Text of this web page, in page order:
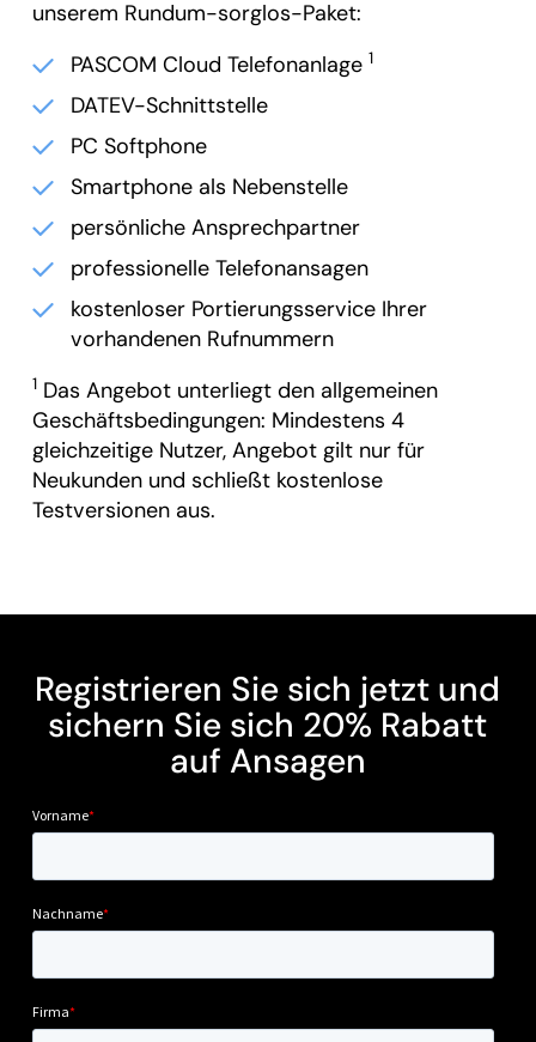
unserem Rundum-sorglos-Paket:
PASCOM Cloud Telefonanlage 1
DATEV-Schnittstelle
PC Softphone
Smartphone als Nebenstelle
persönliche Ansprechpartner
professionelle Telefonansagen
kostenloser Portierungsservice Ihrer
vorhandenen Rufnummern
1Das Angebot unterliegt den allgemeinen
Geschäftsbedingungen: Mindestens 4
gleichzeitige Nutzer, Angebot gilt nur für
Neukunden und schließt kostenlose
Testversionen aus.
Registrieren Sie sich jetzt und
sichern Sie sich 20% Rabatt
auf Ansagen